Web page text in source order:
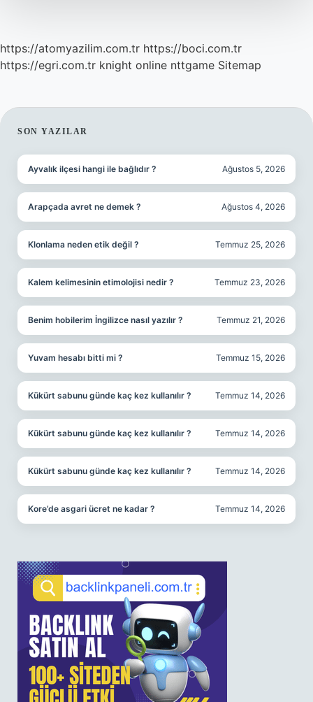
https://atomyazilim.com.tr https://boci.com.tr
https://egri.com.tr knight online nttgame Sitemap
SIDEBAR
SON YAZILAR
Ayvalık ilçesi hangi ile bağlıdır ? Ağustos 5, 2026
Arapçada avret ne demek ? Ağustos 4, 2026
Klonlama neden etik değil ? Temmuz 25, 2026
Kalem kelimesinin etimolojisi nedir ? Temmuz 23, 2026
Benim hobilerim İngilizce nasıl yazılır ? Temmuz 21, 2026
Yuvam hesabı bitti mi ? Temmuz 15, 2026
Kükürt sabunu günde kaç kez kullanılır ? Temmuz 14, 2026
Kükürt sabunu günde kaç kez kullanılır ? Temmuz 14, 2026
Kükürt sabunu günde kaç kez kullanılır ? Temmuz 14, 2026
Kore’de asgari ücret ne kadar ? Temmuz 14, 2026